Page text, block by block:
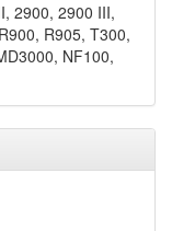
2900, 2900 III,
R905, T300,
NF100,